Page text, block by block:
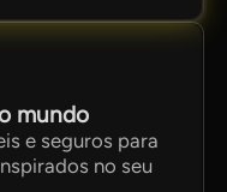
mundo
​​e seguros para
no seu